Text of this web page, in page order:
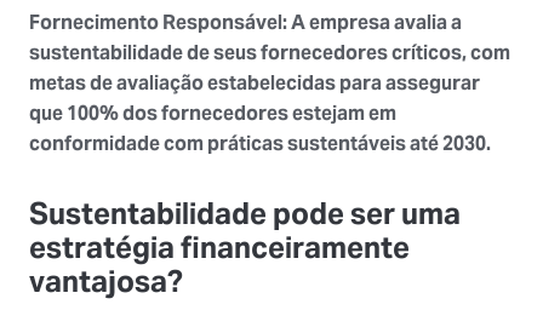
Fornecimento Responsável: A empresa avalia a
sustentabilidade de seus fornecedores críticos, com
metas de avaliação estabelecidas para assegurar
que 100% dos fornecedores estejam em
conformidade com práticas sustentáveis até 2030.
Sustentabilidade pode ser uma
estratégia financeiramente
vantajosa?